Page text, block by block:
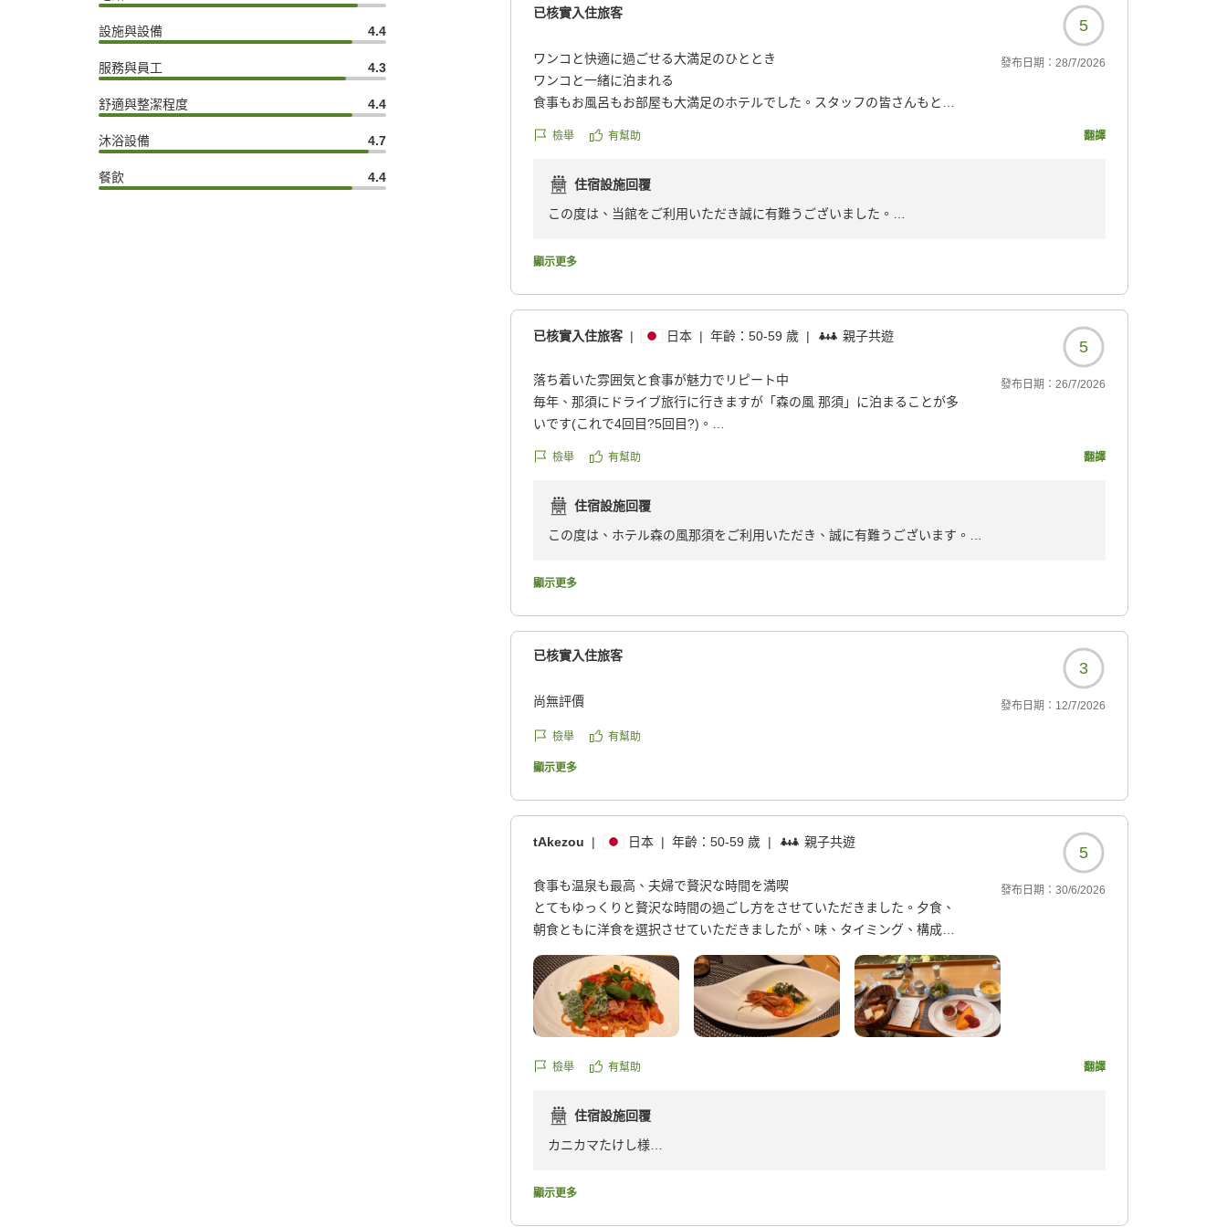
設施與設備 4.4
服務與員工 4.3
舒適與整潔程度 4.4
沐浴設備 4.7
餐飲 4.4
已核實入住旅客
5
ワンコと快適に過ごせる大満足のひととき
ワンコと一緒に泊まれる
食事もお風呂もお部屋も大満足のホテルでした。スタッフの皆さんもとて
https://review.travel.rakuten.co.jp/hotel/voice/167733?
reviewId=33123478222785
發布日期： 28/7/2026
檢舉 有幫助 翻譯
住宿設施回覆
この度は、当館をご利用いただき誠に有難うございました。
またスタッフの対応へのお褒めの言葉も励みになります。
顯示更多
已核實入住旅客 | 日本 | 年齡：50-59 歲 | 親子共遊
5
落ち着いた雰囲気と食事が魅力でリピート中
毎年、那須にドライブ旅行に行きますが「森の風 那須」に泊まることが多
いです(これで4回目?5回目?)。
・わりと新しいホテルのため全体的にきれい(私たちが宿泊先を選択する重
・夕朝食共に料理がおいしい、ちょうどいいボリューム(パートナーは夕食
のイタリアンがとても気に入ってます)
い、バランスの取れたサービス)
子どものいる家族や、あれもこれも...というサービスを期待する方にはも
のホテルです。
(当日の予定を組みなおすことに...)、それを差し引いてもは5つです。満足
しています。
す。
https://review.travel.rakuten.co.jp/hotel/voice/167733?
reviewId=33123478205378
發布日期： 26/7/2026
檢舉 有幫助 翻譯
住宿設施回覆
この度は、ホテル森の風那須をご利用いただき、誠に有難うございます。
当館の落ち着いた雰囲気やイタリアンの夕食、展望風呂からの眺望にご満足いただけ
森の風那須 副支配人 格矢 征幸
顯示更多
已核實入住旅客
3
尚無評價 發布日期： 12/7/2026
檢舉 有幫助
顯示更多
tAkezou | 日本 | 年齡：50-59 歲 | 親子共遊
5
食事も温泉も最高、夫婦で贅沢な時間を満喫
とてもゆっくりと贅沢な時間の過ごし方をさせていただきました。夕食、
朝食ともに洋食を選択させていただきましたが、味、タイミング、構成含
また、最上階のお風呂はとても清潔で種類も豊富で楽しめました。また...
肌が20歳若返るほどの肌触り。
少しの不満も全くなく、大満足でした!スタッフの皆様、ありがとうござい
ました!
https://review.travel.rakuten.co.jp/hotel/voice/167733?
reviewId=33123477993774
發布日期： 30/6/2026
檢舉 有幫助 翻譯
住宿設施回覆
カニカマたけし様
この度は、当館をご利用頂き誠にありがとうございました。
顯示更多